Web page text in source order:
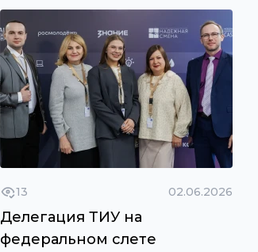
13 02.06.2026
Делегация ТИУ на
федеральном слете